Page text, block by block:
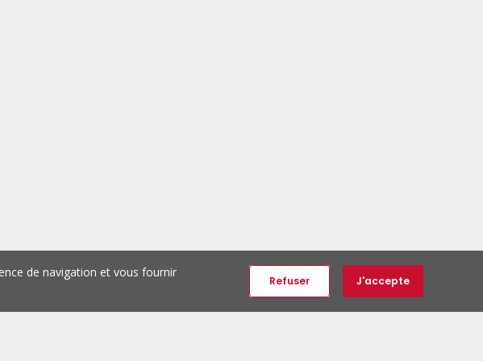
de navigation et vous fournir
Refuser J'accepte